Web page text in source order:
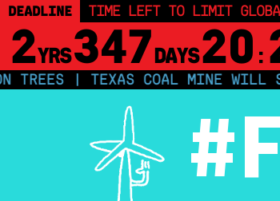
DEADLINE TIME LEFT TO LIMIT
2YRS347DAYS20 :
| TEXAS COAL MINE WILL SOON